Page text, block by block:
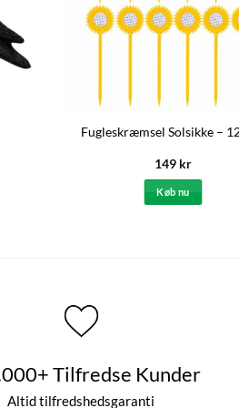
Fugleskræmsel Solsikke –
149 kr
Køb nu
Tilfredse Kunder
Altid tilfredshedsgaranti